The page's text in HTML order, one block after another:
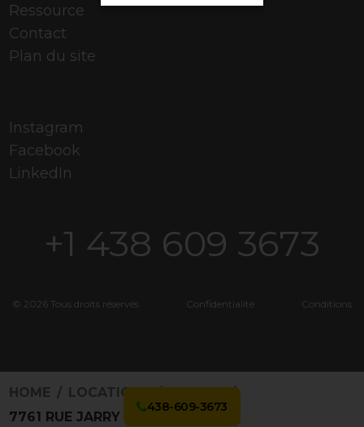
Ressource
Contact
Plan du site
Instagram
Facebook
LinkedIn
+1 438 609 3673
© 2026 Tous droits réservés Confidentialité Conditions
438-609-3673
HOME LOCATIONS
3168562
7761 RUE JARRY E